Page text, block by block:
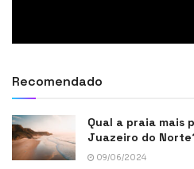
Recomendado
Qual a praia mais
Juazeiro do
09/06/2024